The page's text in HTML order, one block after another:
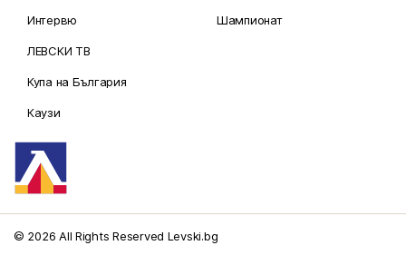
Интервю
ЛЕВСКИ ТВ
Купа на България
Каузи
Шампионат
© 2026 All Rights Reserved Levski.bg